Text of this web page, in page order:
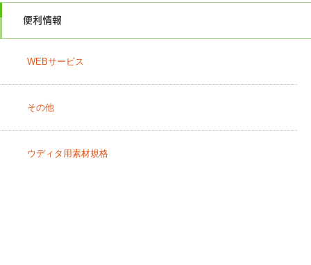
便利情報
WEBサービス
その他
ウディタ用素材規格